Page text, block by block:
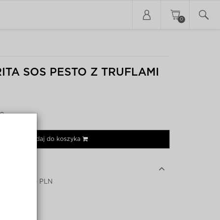
0
SOS PESTO Z TRUFLAMI
Dodaj do koszyka
PLN - 100 PLN